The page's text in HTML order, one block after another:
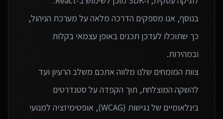
בנוסף, אנו מספקים הדרכה מלאה על מערכת הניהול,
כך שתוכלו לעדכן תכנים באופן עצמאי בקלות
צוות המומחים שלנו מלווה אתכם משלב הרעיון ועד
להשקה המוצלחת, תוך הקפדה על סטנדרטים
בינלאומיים של נגישות (WCAG), אופטימיזציה למנועי